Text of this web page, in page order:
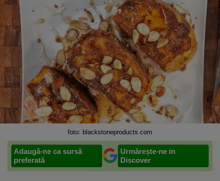
foto: blackstoneproducts.com
Adaugă-ne ca sursă
preferată
Urmărește-ne in
Discover